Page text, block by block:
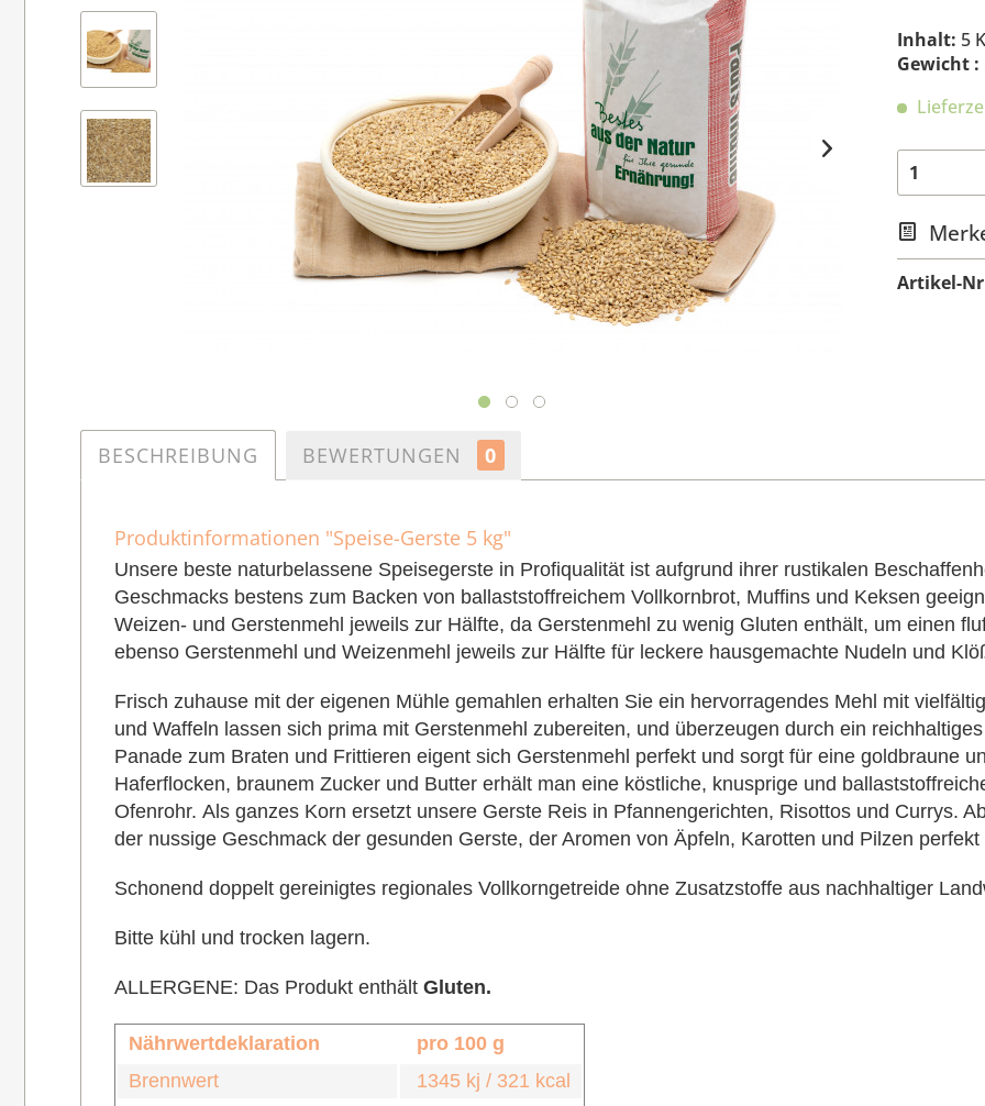
Inhalt: 5
Gewicht :
Artikel-
BESCHREIBUNG BEWERTUNGEN 0
Produktinformationen "Speise-Gerste 5 kg"
Unsere beste naturbelassene Speisegerste in Profiqualität ist aufgrund ihrer rustikalen
Geschmacks bestens zum Backen von ballaststoffreichem Vollkornbrot, Muffins und Keksen
Weizen- und Gerstenmehl jeweils zur Hälfte, da Gerstenmehl zu wenig Gluten enthält, um einen
ebenso Gerstenmehl und Weizenmehl jeweils zur Hälfte für leckere hausgemachte Nudeln und
Frisch zuhause mit der eigenen Mühle gemahlen erhalten Sie ein hervorragendes Mehl mit
und Waffeln lassen sich prima mit Gerstenmehl zubereiten, und überzeugen durch ein
Panade zum Braten und Frittieren eigent sich Gerstenmehl perfekt und sorgt für eine goldbraune
Haferflocken, braunem Zucker und Butter erhält man eine köstliche, knusprige und
Ofenrohr. Als ganzes Korn ersetzt unsere Gerste Reis in Pfannengerichten, Risottos und Currys.
der nussige Geschmack der gesunden Gerste, der Aromen von Äpfeln, Karotten und Pilzen perfekt
Schonend doppelt gereinigtes regionales Vollkorngetreide ohne Zusatzstoffe aus nachhaltiger
Bitte kühl und trocken lagern.
ALLERGENE: Das Produkt enthält Gluten.
Nährwertdeklaration
pro 100 g
Brennwert
1345 kj / 321 kcal